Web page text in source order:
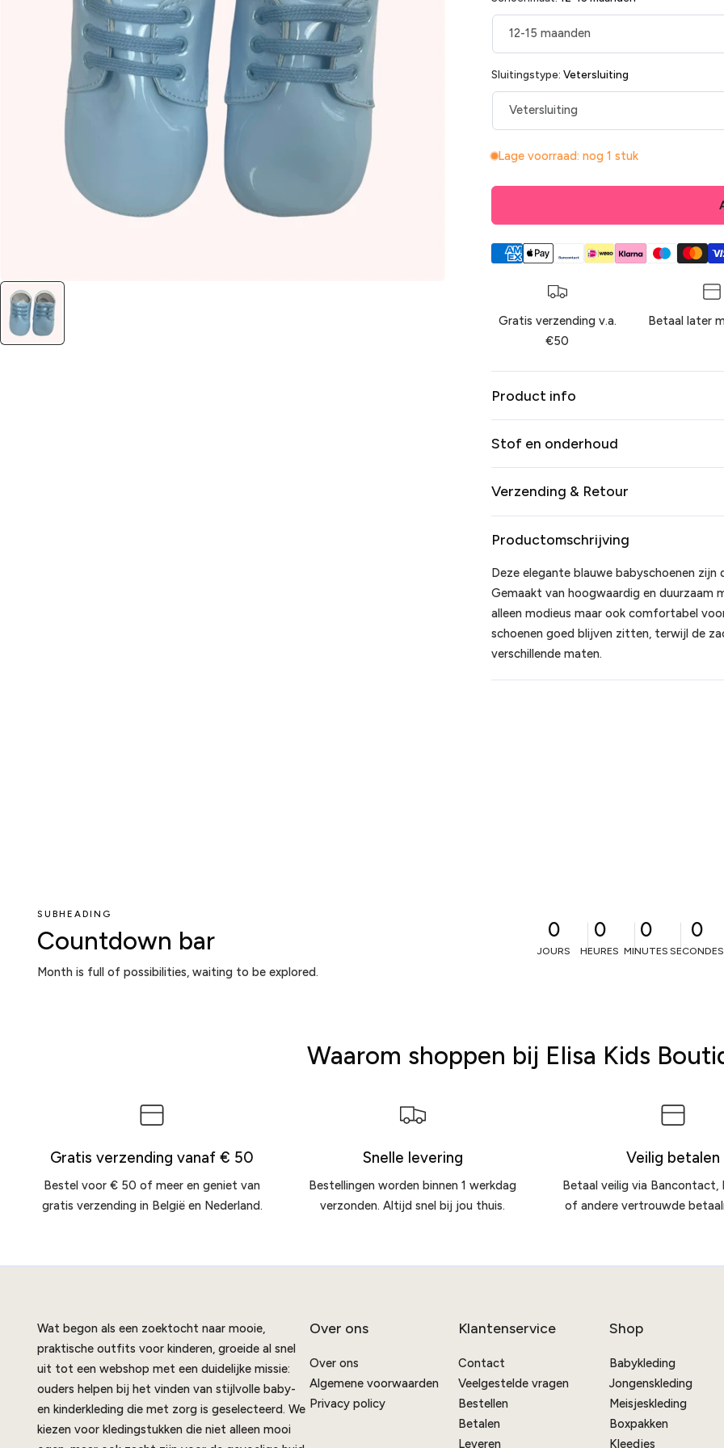
Sluitingstype:Vetersluiting
Lage voorraad: nog 1 stuk
Gratis verzending v.a.
€50
Betaal later
Product info
Stof en onderhoud
Verzending & Retour
Productomschrijving
Deze elegante blauwe babyschoenen
Gemaakt van hoogwaardig en duurzaam
alleen modieus maar ook comfortabel
schoenen goed blijven zitten, terwijl de
verschillende maten.
SUBHEADING
Countdown bar
Month is full of possibilities, waiting to be explored.
0
JOURS
0
HEURES
0
MINUTES
0
SECONDES
Waarom shoppen bij Elisa Kids
Gratis verzending vanaf € 50
Bestel voor € 50 of meer en geniet van
gratis verzending in België en Nederland.
Snelle levering
Bestellingen worden binnen 1 werkdag
verzonden. Altijd snel bij jou thuis.
Veilig betalen
Betaal veilig via Bancontact,
of andere vertrouwde
Wat begon als een zoektocht naar mooie,
praktische outfits voor kinderen, groeide al snel
uit tot een webshop met een duidelijke missie:
ouders helpen bij het vinden van stijlvolle baby-
en kinderkleding die met zorg is geselecteerd. We
kiezen voor kledingstukken die niet alleen mooi
Over ons
Over ons
Algemene voorwaarden
Privacy policy
Klantenservice
Contact
Veelgestelde vragen
Bestellen
Betalen
Leveren
Shop
Babykleding
Jongenskleding
Meisjeskleding
Boxpakken
Kleedjes